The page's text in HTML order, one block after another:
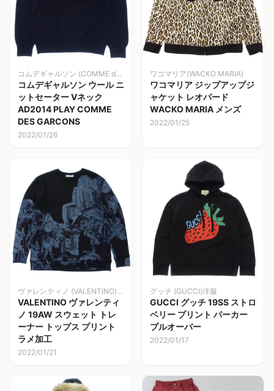
コムデギャルソン (COMME des GARCONS)
コムデギャルソン ウール ニ
ットセーター Vネック
AD2014 PLAY COMME
DES GARCONS
2022/01/26
ワコマリア(WACKO MARIA)
ワコマリア ジップアップジ
ャケット レオパード
WACKO MARIA メンズ
2022/01/25
ヴァレンティノ (VALENTINO)洋服
VALENTINO ヴァレンティ
ノ 19AW スウェット トレ
ーナー トップス プリント
ラメ加工
2022/01/21
グッチ (GUCCI)洋服
GUCCI グッチ 19SS ストロ
ベリー プリント パーカー
プルオーバー
2022/01/17